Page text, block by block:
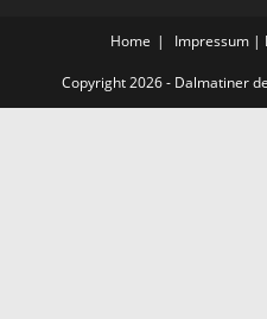
Home Impressum |
Copyright 2026 - Dalmatiner